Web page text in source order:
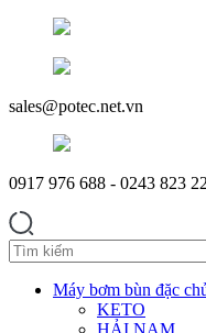
sales@potec.net.vn
0917 976 688 - 0243 823
Máy bơm bùn đặc
KETO
HẢI NAM